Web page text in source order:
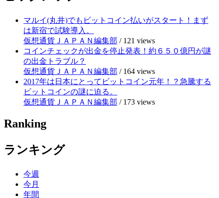
マルイ(丸井)でもビットコイン払いがスタート！まず
は新宿で試験導入。
仮想通貨ＪＡＰＡＮ編集部 / 121 views
コインチェックが出金を停止発表！約６５０億円が謎
の出金トラブル？
仮想通貨ＪＡＰＡＮ編集部 / 164 views
2017年は日本にとってビットコイン元年！？急騰する
ビットコインの謎に迫る。
仮想通貨ＪＡＰＡＮ編集部 / 173 views
Ranking
ランキング
今週
今月
年間